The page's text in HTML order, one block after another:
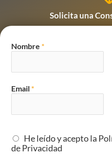
Solicita una
Nombre *
Email *
He leído y acepto la
de Privacidad